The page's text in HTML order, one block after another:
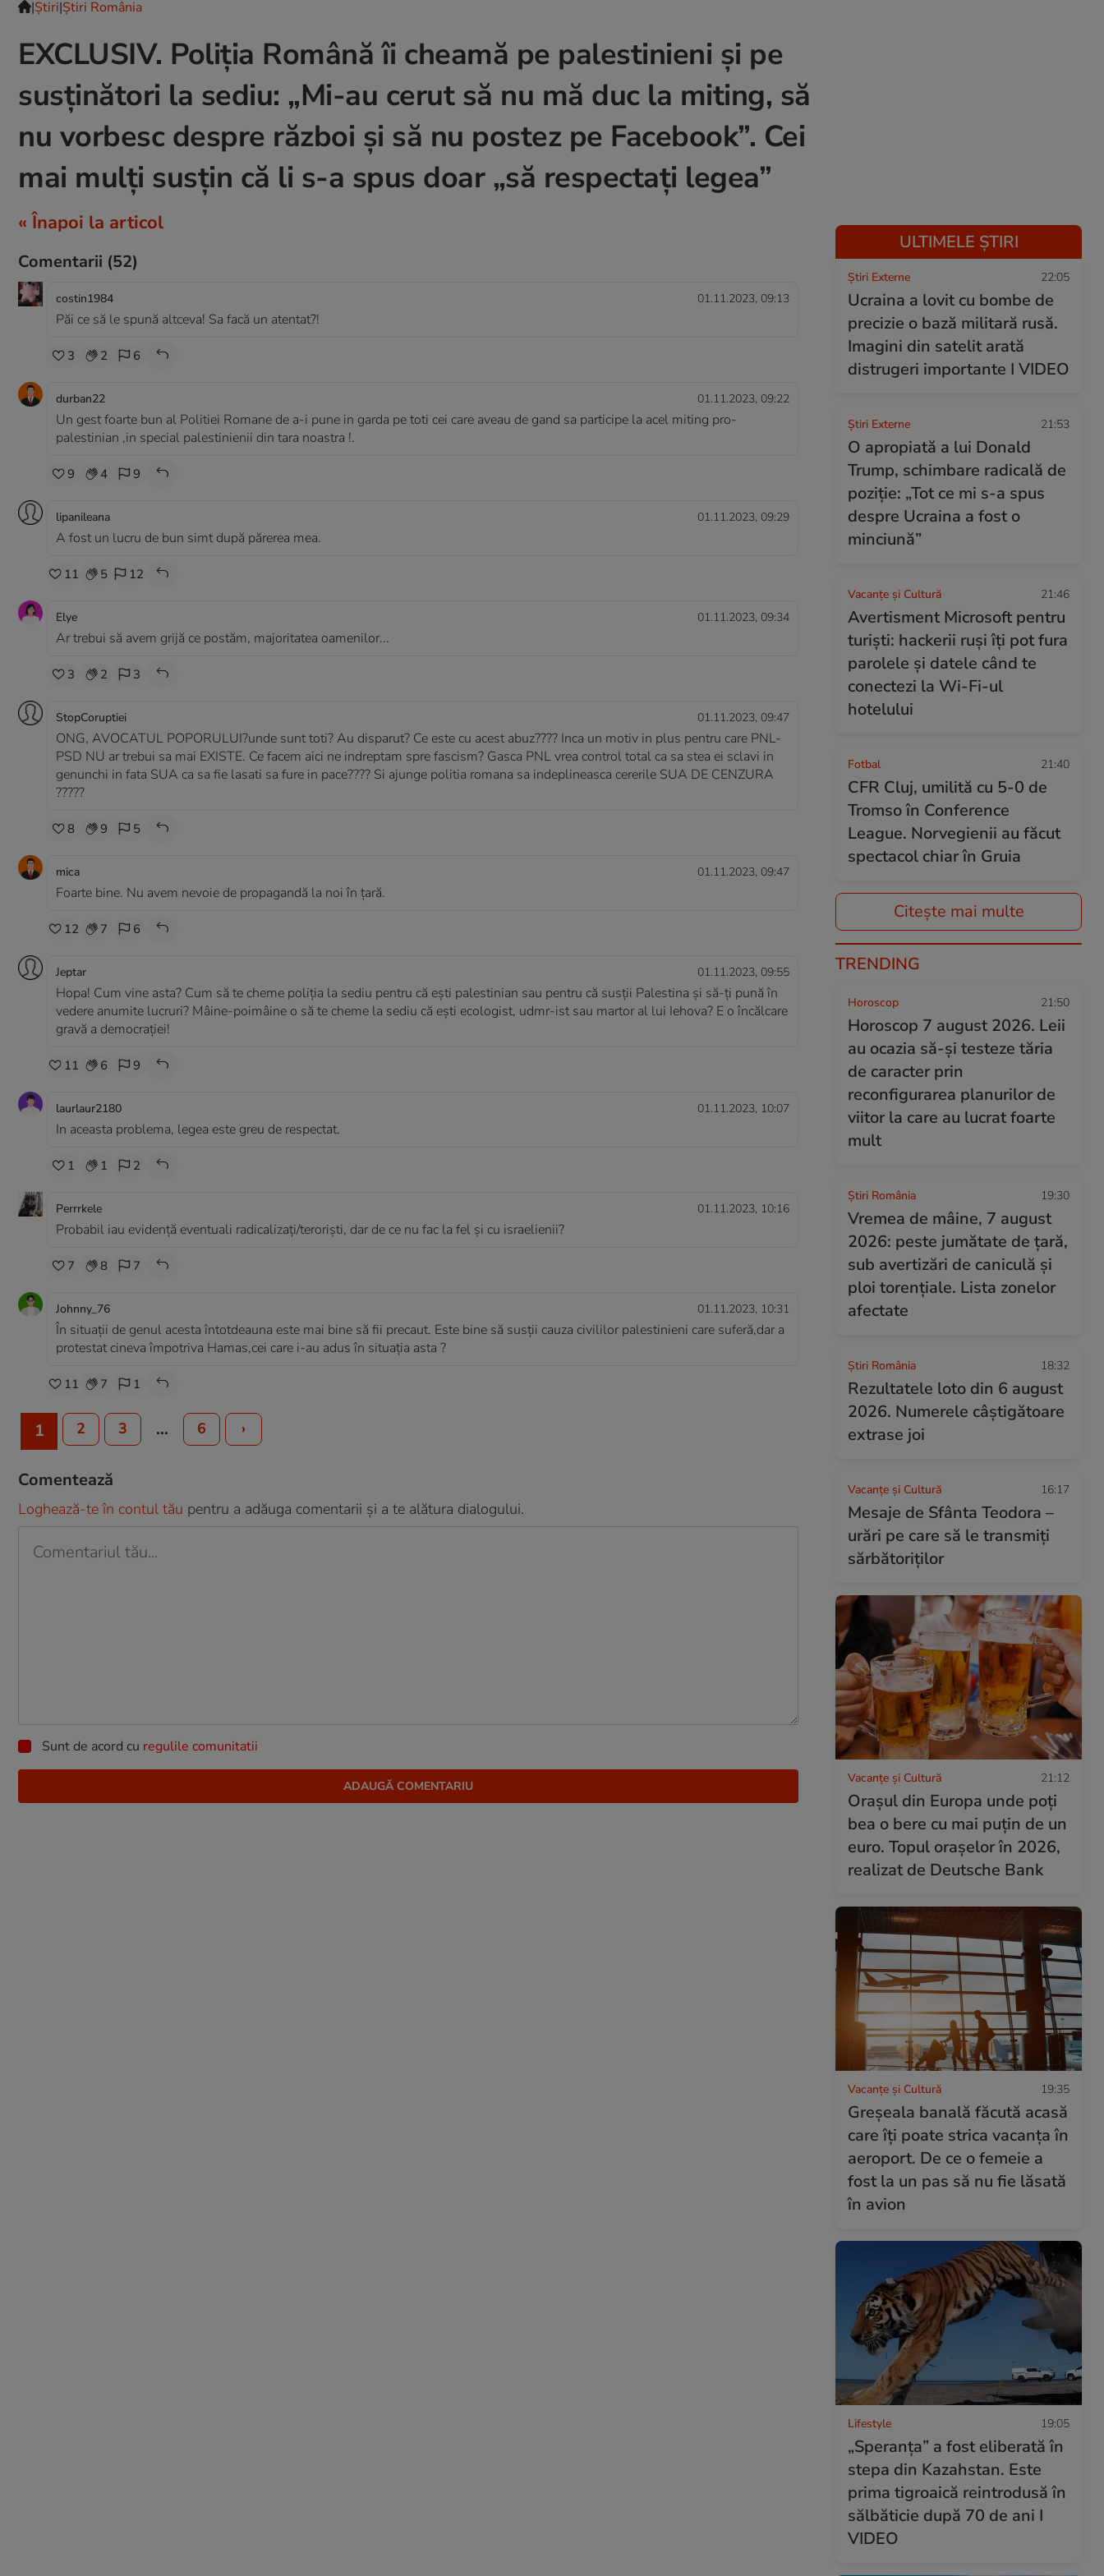
|Ştiri|Știri România
EXCLUSIV. Poliția Română îi cheamă pe palestinieni și pe
susținători la sediu: „Mi-au cerut să nu mă duc la miting, să
nu vorbesc despre război și să nu postez pe Facebook”. Cei
mai mulți susțin că li s-a spus doar „să respectați legea”
« Înapoi la articol
Comentarii (52)
costin1984 01.11.2023, 09:13
Păi ce să le spună altceva! Sa facă un atentat?!
3 2 6
durban22 01.11.2023, 09:22
Un gest foarte bun al Politiei Romane de a-i pune in garda pe toti cei care aveau de gand sa participe la acel miting pro-
palestinian ,in special palestinienii din tara noastra !.
9 4 9
lipanileana 01.11.2023, 09:29
A fost un lucru de bun simt după părerea mea.
11 5 12
Elye 01.11.2023, 09:34
Ar trebui să avem grijă ce postăm, majoritatea oamenilor...
3 2 3
StopCoruptiei 01.11.2023, 09:47
ONG, AVOCATUL POPORULUI?unde sunt toti? Au disparut? Ce este cu acest abuz???? Inca un motiv in plus pentru care PNL-
PSD NU ar trebui sa mai EXISTE. Ce facem aici ne indreptam spre fascism? Gasca PNL vrea control total ca sa stea ei sclavi in
genunchi in fata SUA ca sa fie lasati sa fure in pace???? Si ajunge politia romana sa indeplineasca cererile SUA DE CENZURA
?????
8 9 5
mica 01.11.2023, 09:47
Foarte bine. Nu avem nevoie de propagandă la noi în țară.
12 7 6
Jeptar 01.11.2023, 09:55
Hopa! Cum vine asta? Cum să te cheme poliția la sediu pentru că ești palestinian sau pentru că susții Palestina și să-ți pună în
vedere anumite lucruri? Mâine-poimâine o să te cheme la sediu că ești ecologist, udmr-ist sau martor al lui Iehova? E o încălcare
gravă a democrației!
11 6 9
laurlaur2180 01.11.2023, 10:07
In aceasta problema, legea este greu de respectat.
1 1 2
Perrrkele 01.11.2023, 10:16
Probabil iau evidenţă eventuali radicalizaţi/terorişti, dar de ce nu fac la fel şi cu israelienii?
7 8 7
Johnny_76 01.11.2023, 10:31
În situații de genul acesta întotdeauna este mai bine să fii precaut. Este bine să susții cauza civililor palestinieni care suferă,dar a
protestat cineva împotriva Hamas,cei care i-au adus în situația asta ?
11 7 1
1 2 3 … 6 ›
Comentează
Loghează-te în contul tău pentru a adăuga comentarii și a te alătura dialogului.
Sunt de acord cu regulile comunitatii
ULTIMELE ȘTIRI
Știri Externe 22:05
Ucraina a lovit cu bombe de
precizie o bază militară rusă.
Imagini din satelit arată
distrugeri importante I VIDEO
Știri Externe 21:53
O apropiată a lui Donald
Trump, schimbare radicală de
poziție: „Tot ce mi s-a spus
despre Ucraina a fost o
minciună”
Vacanțe și Cultură 21:46
Avertisment Microsoft pentru
turiști: hackerii ruși îți pot fura
parolele și datele când te
conectezi la Wi-Fi-ul
hotelului
Fotbal 21:40
CFR Cluj, umilită cu 5-0 de
Tromso în Conference
League. Norvegienii au făcut
spectacol chiar în Gruia
Citește mai multe
TRENDING
Horoscop 21:50
Horoscop 7 august 2026. Leii
au ocazia să-și testeze tăria
de caracter prin
reconfigurarea planurilor de
viitor la care au lucrat foarte
mult
Știri România 19:30
Vremea de mâine, 7 august
2026: peste jumătate de țară,
sub avertizări de caniculă și
ploi torențiale. Lista zonelor
afectate
Știri România 18:32
Rezultatele loto din 6 august
2026. Numerele câștigătoare
extrase joi
Vacanțe și Cultură 16:17
Mesaje de Sfânta Teodora –
urări pe care să le transmiți
sărbătoriților
Vacanțe și Cultură 21:12
Orașul din Europa unde poți
bea o bere cu mai puțin de un
euro. Topul orașelor în 2026,
realizat de Deutsche Bank
Vacanțe și Cultură 19:35
Greșeala banală făcută acasă
care îți poate strica vacanța în
aeroport. De ce o femeie a
fost la un pas să nu fie lăsată
în avion
Lifestyle 19:05
„Speranța” a fost eliberată în
stepa din Kazahstan. Este
prima tigroaică reintrodusă în
sălbăticie după 70 de ani I
VIDEO